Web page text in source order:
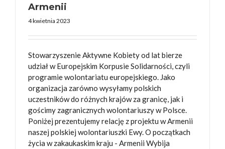
Armenii
4 kwietnia 2023
Stowarzyszenie Aktywne Kobiety od lat bierze
udział w Europejskim Korpusie Solidarności, czyli
programie wolontariatu europejskiego. Jako
organizacja zarówno wysyłamy polskich
uczestników do różnych krajów za granicę, jak i
gościmy zagranicznych wolontariuszy w Polsce.
Poniżej prezentujemy relację z projektu w Armenii
naszej polskiej wolontariuszki Ewy. O początkach
życia w zakaukaskim kraju - Armenii Wybija